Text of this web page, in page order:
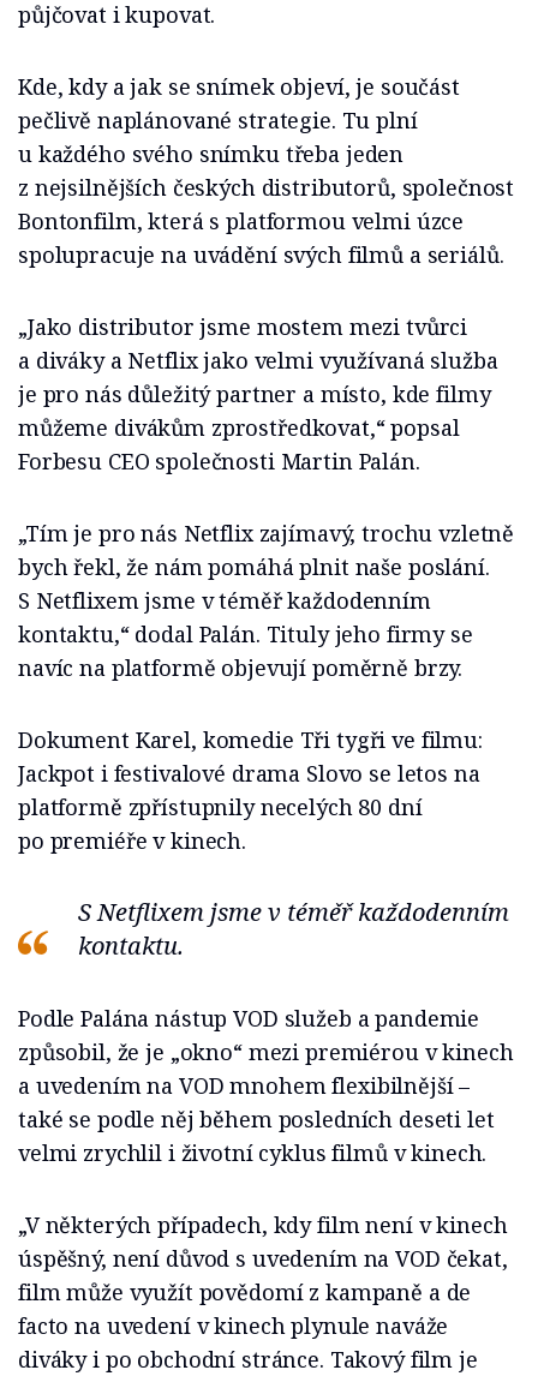
půjčovat i kupovat.
Kde, kdy a jak se snímek objeví, je součást
pečlivě naplánované strategie. Tu plní
u každého svého snímku třeba jeden
z nejsilnějších českých distributorů, společnost
Bontonfilm, která s platformou velmi úzce
spolupracuje na uvádění svých filmů a seriálů.
„Jako distributor jsme mostem mezi tvůrci
a diváky a Netflix jako velmi využívaná služba
je pro nás důležitý partner a místo, kde filmy
můžeme divákům zprostředkovat,“ popsal
Forbesu CEO společnosti Martin Palán.
„Tím je pro nás Netflix zajímavý, trochu vzletně
bych řekl, že nám pomáhá plnit naše poslání.
S Netflixem jsme v téměř každodenním
kontaktu,“ dodal Palán. Tituly jeho firmy se
navíc na platformě objevují poměrně brzy.
Dokument Karel, komedie Tři tygři ve filmu:
Jackpot i festivalové drama Slovo se letos na
platformě zpřístupnily necelých 80 dní
po premiéře v kinech.
S Netflixem jsme v téměř každodenním
kontaktu.
Podle Palána nástup VOD služeb a pandemie
způsobil, že je „okno“ mezi premiérou v kinech
a uvedením na VOD mnohem flexibilnější –
také se podle něj během posledních deseti let
velmi zrychlil i životní cyklus filmů v kinech.
„V některých případech, kdy film není v kinech
úspěšný, není důvod s uvedením na VOD čekat,
film může využít povědomí z kampaně a de
facto na uvedení v kinech plynule naváže
diváky i po obchodní stránce. Takový film je